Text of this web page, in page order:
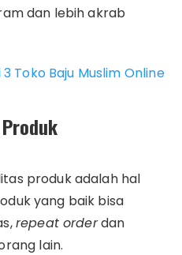
dan lebih akrab
Toko Baju Muslim Online
produk adalah hal
yang baik bisa
repeat orderdan
lain.